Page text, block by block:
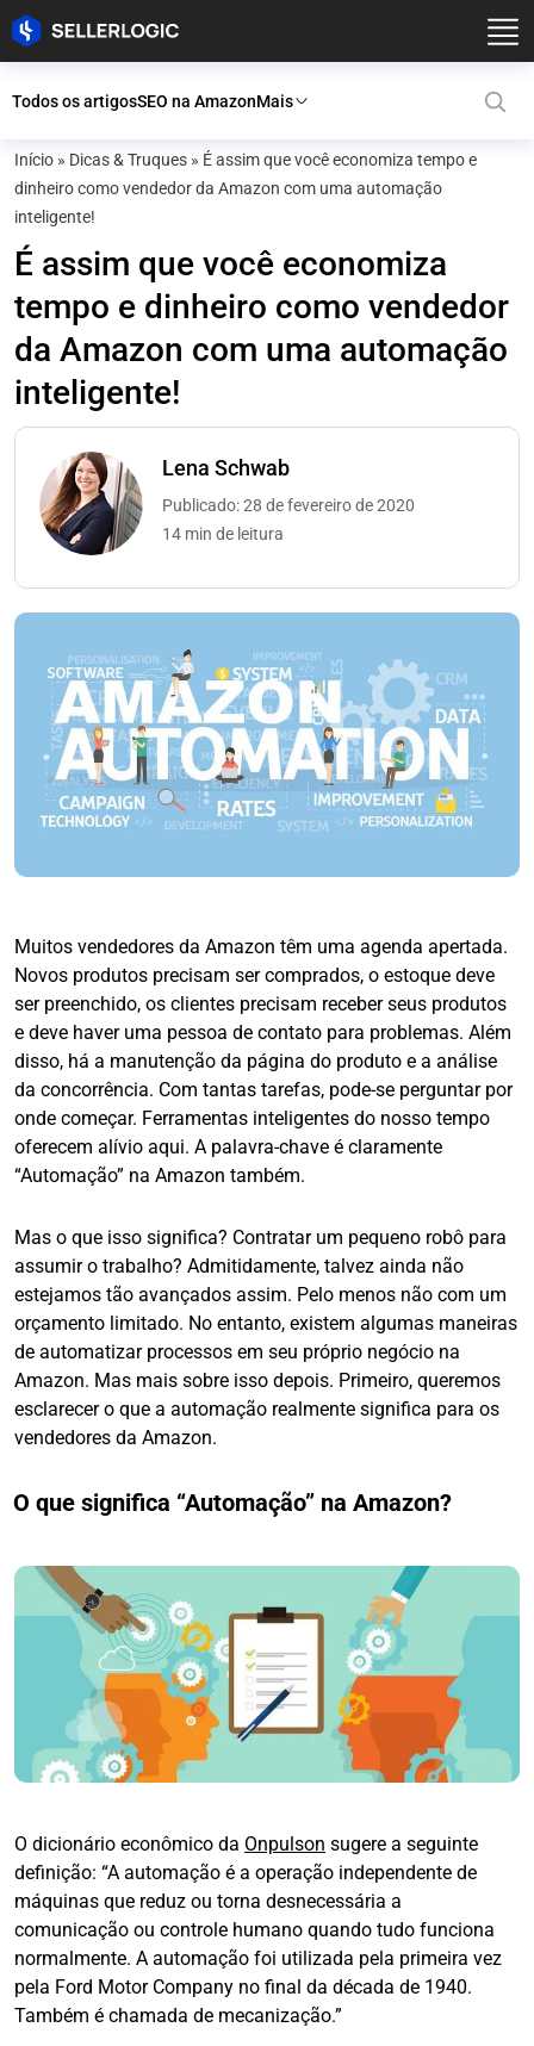
Todos os artigosSEO na AmazonMais
Início » Dicas & Truques » É assim que você economiza tempo e
dinheiro como vendedor da Amazon com uma automação
inteligente!
É assim que você economiza
tempo e dinheiro como vendedor
da Amazon com uma automação
inteligente!
Lena Schwab
Publicado: 28 de fevereiro de 2020
14 min de leitura
Muitos vendedores da Amazon têm uma agenda apertada.
Novos produtos precisam ser comprados, o estoque deve
ser preenchido, os clientes precisam receber seus produtos
e deve haver uma pessoa de contato para problemas. Além
disso, há a manutenção da página do produto e a análise
da concorrência. Com tantas tarefas, pode-se perguntar por
onde começar. Ferramentas inteligentes do nosso tempo
oferecem alívio aqui. A palavra-chave é claramente
“Automação” na Amazon também.
Mas o que isso significa? Contratar um pequeno robô para
assumir o trabalho? Admitidamente, talvez ainda não
estejamos tão avançados assim. Pelo menos não com um
orçamento limitado. No entanto, existem algumas maneiras
de automatizar processos em seu próprio negócio na
Amazon. Mas mais sobre isso depois. Primeiro, queremos
esclarecer o que a automação realmente significa para os
vendedores da Amazon.
O que significa “Automação” na Amazon?
O dicionário econômico da Onpulson sugere a seguinte
definição: “A automação é a operação independente de
máquinas que reduz ou torna desnecessária a
comunicação ou controle humano quando tudo funciona
normalmente. A automação foi utilizada pela primeira vez
pela Ford Motor Company no final da década de 1940.
Também é chamada de mecanização.”